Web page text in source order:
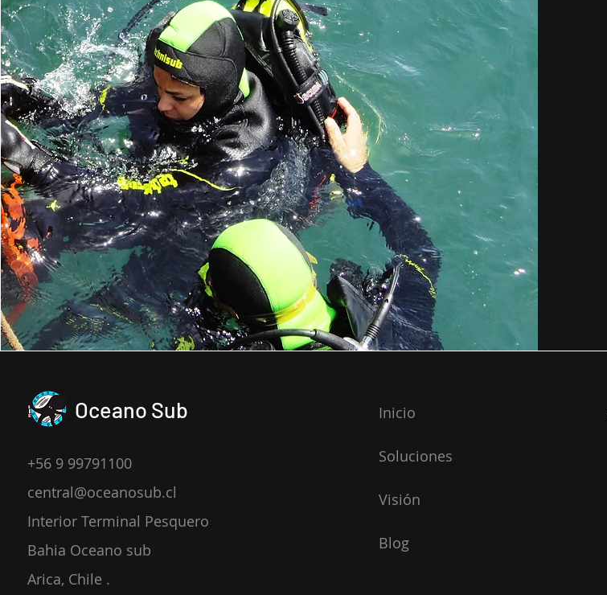
Oceano Sub
+56 9 99791100
central@oceanosub.cl
Interior Terminal Pesquero
Bahia Oceano sub
Arica, Chile .
Inicio
Soluciones
Visión
Blog